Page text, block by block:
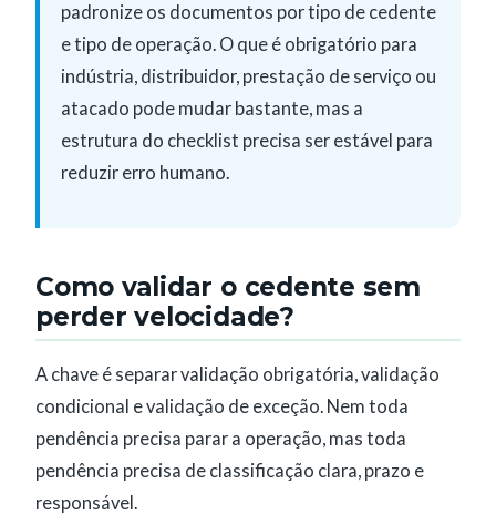
padronize os documentos por tipo de cedente
e tipo de operação. O que é obrigatório para
indústria, distribuidor, prestação de serviço ou
atacado pode mudar bastante, mas a
estrutura do checklist precisa ser estável para
reduzir erro humano.
Como validar o cedente sem
perder velocidade?
A chave é separar validação obrigatória, validação
condicional e validação de exceção. Nem toda
pendência precisa parar a operação, mas toda
pendência precisa de classificação clara, prazo e
responsável.